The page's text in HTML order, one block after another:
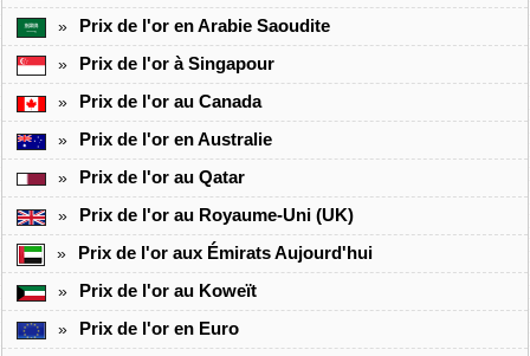
» Prix de l'or en Arabie Saoudite
» Prix de l'or à Singapour
» Prix de l'or au Canada
» Prix de l'or en Australie
» Prix de l'or au Qatar
» Prix de l'or au Royaume-Uni (UK)
» Prix de l'or aux Émirats Aujourd'hui
» Prix de l'or au Koweït
» Prix de l'or en Euro